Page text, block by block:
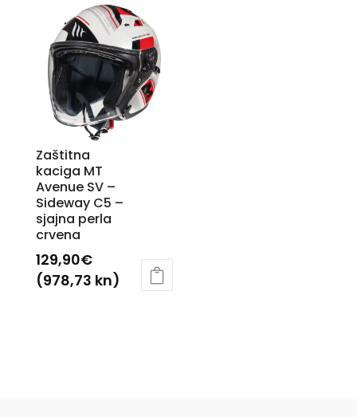
više
varijanti.
Opcije
mogu
odabrati
na
stranici
proizvoda
Zaštitna
kaciga MT
Avenue SV –
Sideway C5 –
sjajna perla
crvena
129,90€
(978,73 kn)